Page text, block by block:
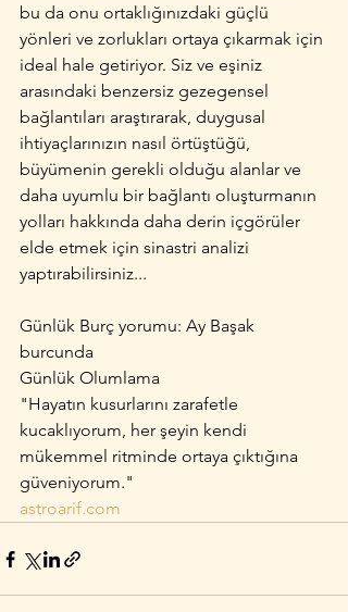
bu da onu ortaklığınızdaki güçlü
yönleri ve zorlukları ortaya çıkarmak için
ideal hale getiriyor. Siz ve eşiniz
arasındaki benzersiz gezegensel
bağlantıları araştırarak, duygusal
ihtiyaçlarınızın nasıl örtüştüğü,
büyümenin gerekli olduğu alanlar ve
daha uyumlu bir bağlantı oluşturmanın
yolları hakkında daha derin içgörüler
elde etmek için sinastri analizi
yaptırabilirsiniz...
Günlük Burç yorumu: Ay Başak
burcunda
Günlük Olumlama
"Hayatın kusurlarını zarafetle
kucaklıyorum, her şeyin kendi
mükemmel ritminde ortaya çıktığına
güveniyorum."
astroarif.com